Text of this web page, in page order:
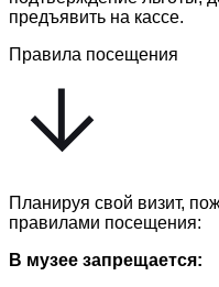
предъявить на кассе.
Правила посещения
Планируя свой визит,
правилами посещения:
В музее запрещается: